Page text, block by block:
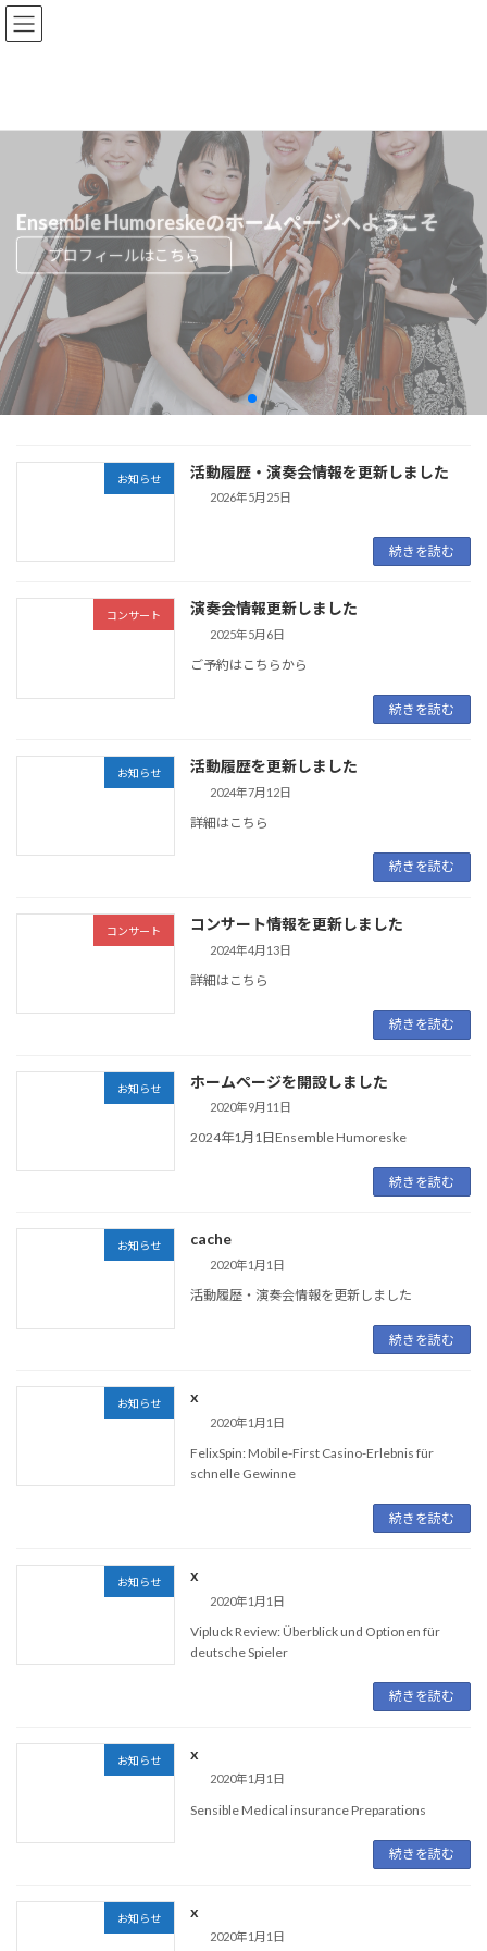
コ
ン
ナ
ビ
Ensemble Humoreskeのホームページへようこそ
プロフィールはこちら
お知らせ 活動履歴・演奏会情報を更新しました
2026年5月25日
続きを読む
コンサート 演奏会情報更新しました
2025年5月6日
ご予約はこちらから
続きを読む
お知らせ 活動履歴を更新しました
2024年7月12日
詳細はこちら
続きを読む
コンサート コンサート情報を更新しました
2024年4月13日
詳細はこちら
続きを読む
お知らせ ホームページを開設しました
2020年9月11日
2024年1月1日Ensemble Humoreske
続きを読む
お知らせ cache
2020年1月1日
活動履歴・演奏会情報を更新しました
続きを読む
お知らせ x
2020年1月1日
FelixSpin: Mobile‑First Casino-Erlebnis für
schnelle Gewinne
続きを読む
お知らせ x
2020年1月1日
Vipluck Review: Überblick und Optionen für
deutsche Spieler
続きを読む
お知らせ x
2020年1月1日
Sensible Medical insurance Preparations
続きを読む
お知らせ x
2020年1月1日